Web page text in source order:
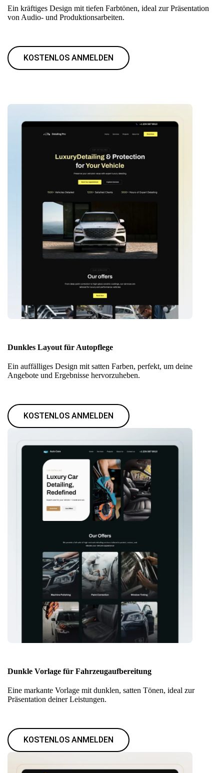
Ein kräftiges Design mit tiefen Farbtönen, ideal zur Präsentation
von Audio- und Produktionsarbeiten.
KOSTENLOS ANMELDEN
Dunkles Layout für Autopflege
Ein auffälliges Design mit satten Farben, perfekt, um deine
Angebote und Ergebnisse hervorzuheben.
KOSTENLOS ANMELDEN
Dunkle Vorlage für Fahrzeugaufbereitung
Eine markante Vorlage mit dunklen, satten Tönen, ideal zur
Präsentation deiner Leistungen.
KOSTENLOS ANMELDEN